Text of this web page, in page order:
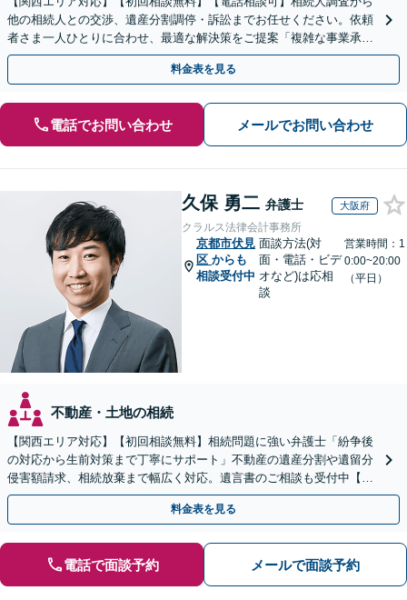
他の相続人との交渉、遺産分割調停・訴訟までお任せください。依頼
者さま一人ひとりに合わせ、最適な解決策をご提案「複雑な事業承
継、不動産相続など」【完全個室対応】【休日・夜間相談可】
料金表を見る
電話でお問い合わせ メールでお問い合わせ
久保 勇二 弁護士 大阪府
クラルス法律会計事務所
京都市伏見
区 からも
相談受付中
面談方法(対
面・電話・ビデ
オなど)は応相
談
営業時間：1
0:00~20:00
（平日）
不動産・土地の相続
【関西エリア対応】【初回相談無料】相続問題に強い弁護士「紛争後
の対応から生前対策まで丁寧にサポート」不動産の遺産分割や遺留分
侵害額請求、相続放棄まで幅広く対応。遺言書のご相談も受付中【夜
間・休日面談可】【WEB面談】【完全個室】
料金表を見る
電話で面談予約 メールで面談予約